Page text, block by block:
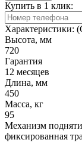
Купить в 1 клик:
Характеристики:
Высота, мм
720
Гарантия
12 месяцев
Длина, мм
450
Масса, кг
95
Механизм
фиксированная